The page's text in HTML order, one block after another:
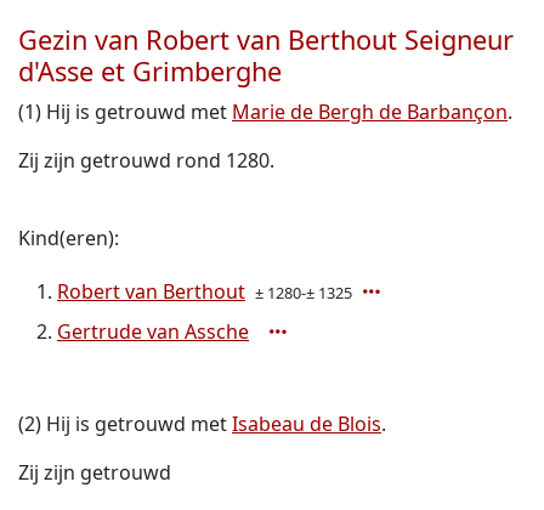
Gezin van Robert van Berthout Seigneur
d'Asse et Grimberghe
(1) Hij is getrouwd met Marie de Bergh de Barbançon.
Zij zijn getrouwd rond 1280.
Kind(eren):
Robert van Berthout ± 1280-± 1325
Gertrude van Assche
(2) Hij is getrouwd metIsabeau de Blois.
Zij zijn getrouwd